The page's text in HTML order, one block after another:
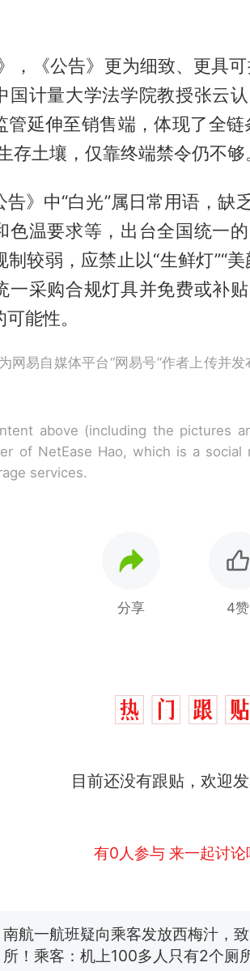
，《公告》更为细致、更具
国计量大学法学院教授张云
管延伸至销售端，体现了全
存土壤，仅靠终端禁令仍不够
告》中“白光”属日常用语，缺
色温要求等，出台全国统一
较弱，应禁止以“生鲜灯”“
一采购合规灯具并免费或补
能性。
网易自媒体平台“网易号”作者上传并
above (including the pictures
of NetEase Hao, which is a social
services.
分享 4赞
目前还没有跟贴，欢迎
有0人参与 来一起讨论
搬家报价570元，搬到楼下交
空调24小时开着反而更省电？电力
“不建议大家买深色蛋糕”上热搜，网
会发放西梅汁
热 那个在床头放菜刀的女孩，因老